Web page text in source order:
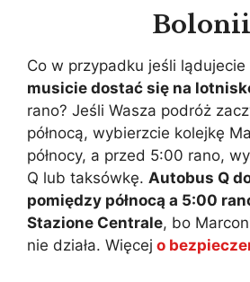
Bolonii
Co w przypadku jeśli lądujecie
musicie dostać się na
rano? Jeśli Wasza podróż
północą, wybierzcie kolejkę
północy, a przed 5:00 rano,
Q lub taksówkę. Autobus Q
pomiędzy północą a 5:00
Stazione Centrale, bo
nie działa. Więcej o